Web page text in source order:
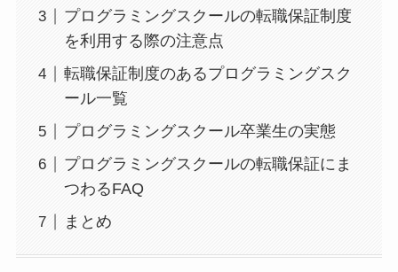
プログラミングスクールの転職保証制度
を利用する際の注意点
転職保証制度のあるプログラミングスク
ール一覧
プログラミングスクール卒業生の実態
プログラミングスクールの転職保証にま
つわるFAQ
まとめ